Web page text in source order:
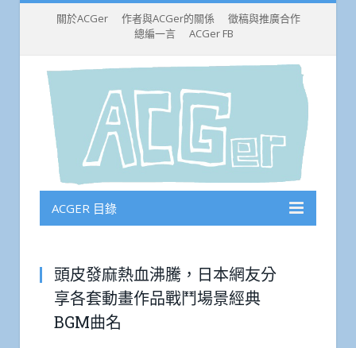
關於ACGer 作者與ACGer的關係
徵稿與推廣合作
總編一言
ACGer FB
ACGER 目錄
頭皮發麻熱血沸騰，日本網友分
享各套動畫作品戰鬥場景經典
BGM曲名